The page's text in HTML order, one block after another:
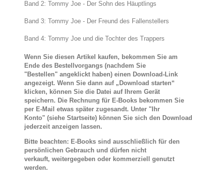
Band 2: Tommy Joe - Der Sohn des Häuptlings
Band 3: Tommy Joe - Der Freund des Fallenstellers
Band 4: Tommy Joe und die Tochter des Trappers
Wenn Sie diesen Artikel kaufen, bekommen Sie am
Ende des Bestellvorgangs (nachdem Sie
"Bestellen" angeklickt haben) einen Download-Link
angezeigt. Wenn Sie dann auf „Download starten“
klicken, können Sie die Datei auf Ihrem Gerät
speichern. Die Rechnung für E-Books bekommen Sie
per E-Mail etwas später zugesandt. Unter "Ihr
Konto" (siehe Startseite) können Sie sich den Download
jederzeit anzeigen lassen.
Bitte beachten: E-Books sind ausschließlich für den
persönlichen Gebrauch und dürfen nicht
verkauft, weitergegeben oder kommerziell genutzt
werden.